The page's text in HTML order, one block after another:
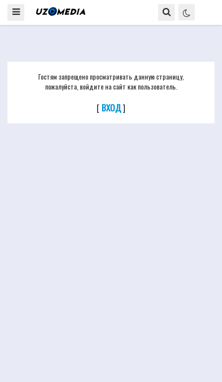
Гостям запрещено просматривать данную страницу,
пожалуйста, войдите на сайт как пользователь.
[ ВХОД]